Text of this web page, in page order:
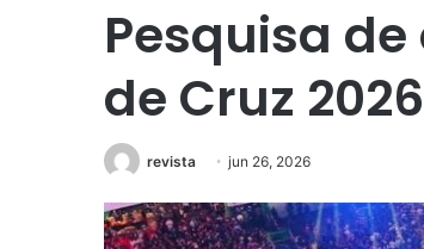
Pesquisa
de Cruz
revista jun 26, 2026